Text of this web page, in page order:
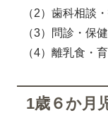
（2）歯科相談
（3）問診・保
（4）離乳食・
1歳６か月